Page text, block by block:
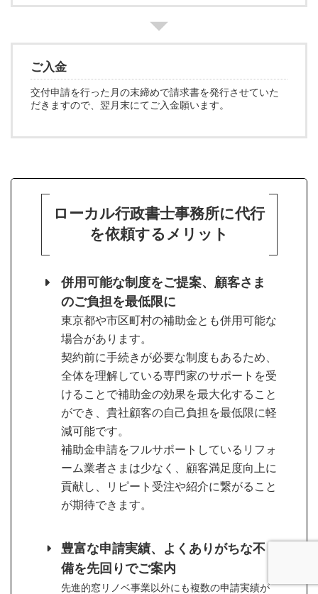
ご入金
交付申請を行った月の末締めで請求書を発行させていた
だきますので、翌月末にてご入金願います。
ローカル行政書士事務所に代行
を依頼するメリット
併用可能な制度をご提案、顧客さま
のご負担を最低限に
東京都や市区町村の補助金とも併用可能な
場合があります。
契約前に手続きが必要な制度もあるため、
全体を理解している専門家のサポートを受
けることで補助金の効果を最大化すること
ができ、貴社顧客の自己負担を最低限に軽
減可能です。
補助金申請をフルサポートしているリフォ
ーム業者さまは少なく、顧客満足度向上に
貢献し、リピート受注や紹介に繋がること
が期待できます。
豊富な申請実績、よくありがちな不
備を先回りでご案内
先進的窓リノベ事業以外にも複数の申請実績が